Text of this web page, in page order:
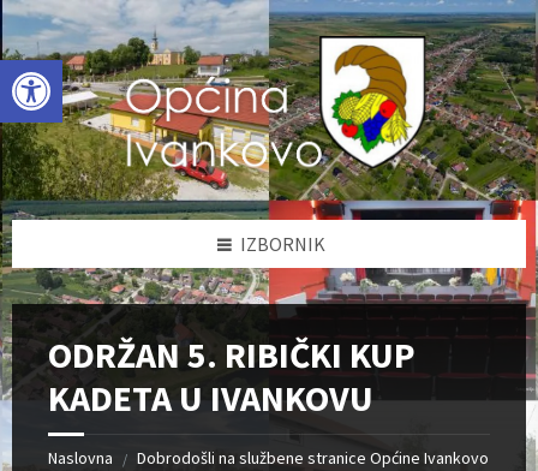
Open toolbar
Skip
to
content
Skip
to
left
sidebar
Skip
to
footer
IZBORNIK
ODRŽAN 5. RIBIČKI KUP
KADETA U IVANKOVU
Naslovna / Dobrodošli na službene stranice Općine Ivankovo